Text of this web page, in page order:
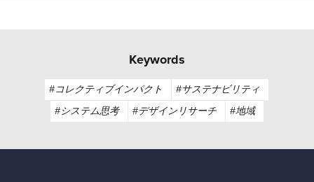
Keywords
#コレクティブインパクト
#サステナビリティ
#システム思考
#デザインリサーチ #地域